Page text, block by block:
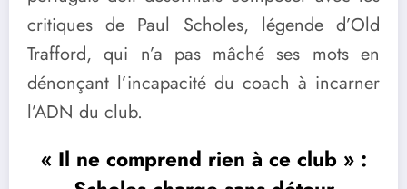
critiques de Paul Scholes, légende d’Old
Trafford, qui n’a pas mâché ses mots en
dénonçant l’incapacité du coach à incarner
l’ADN du club.
« Il ne comprend rien à ce club » :